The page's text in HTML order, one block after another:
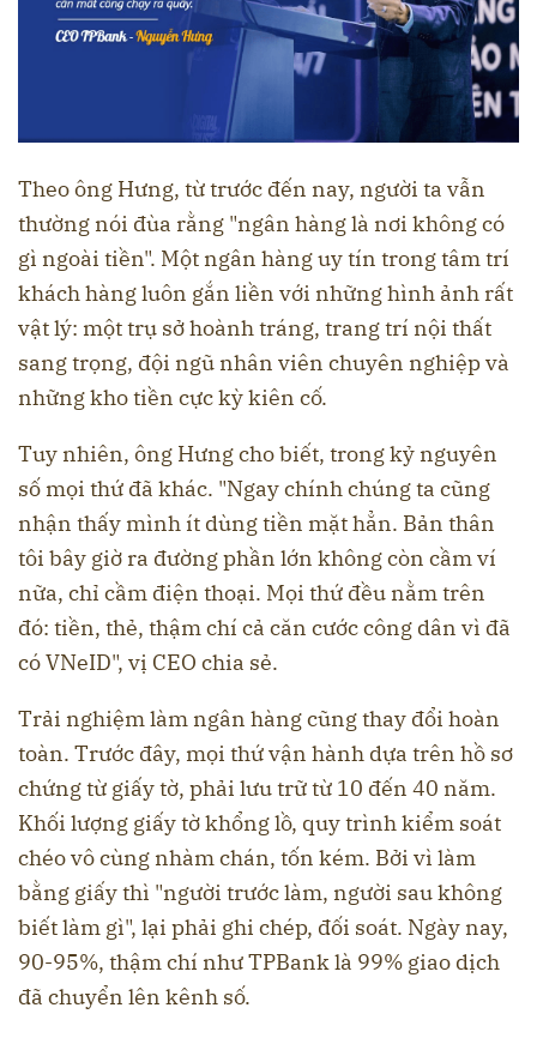
Theo ông Hưng, từ trước đến nay, người ta vẫn
thường nói đùa rằng "ngân hàng là nơi không có
gì ngoài tiền". Một ngân hàng uy tín trong tâm trí
khách hàng luôn gắn liền với những hình ảnh rất
vật lý: một trụ sở hoành tráng, trang trí nội thất
sang trọng, đội ngũ nhân viên chuyên nghiệp và
những kho tiền cực kỳ kiên cố.
Tuy nhiên, ông Hưng cho biết, trong kỷ nguyên
số mọi thứ đã khác. "Ngay chính chúng ta cũng
nhận thấy mình ít dùng tiền mặt hẳn. Bản thân
tôi bây giờ ra đường phần lớn không còn cầm ví
nữa, chỉ cầm điện thoại. Mọi thứ đều nằm trên
đó: tiền, thẻ, thậm chí cả căn cước công dân vì đã
có VNeID", vị CEO chia sẻ.
Trải nghiệm làm ngân hàng cũng thay đổi hoàn
toàn. Trước đây, mọi thứ vận hành dựa trên hồ sơ
chứng từ giấy tờ, phải lưu trữ từ 10 đến 40 năm.
Khối lượng giấy tờ khổng lồ, quy trình kiểm soát
chéo vô cùng nhàm chán, tốn kém. Bởi vì làm
bằng giấy thì "người trước làm, người sau không
biết làm gì", lại phải ghi chép, đối soát. Ngày nay,
90-95%, thậm chí như TPBank là 99% giao dịch
đã chuyển lên kênh số.